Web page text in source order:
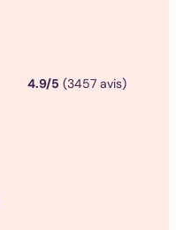
4.9/5 (3457 avis)